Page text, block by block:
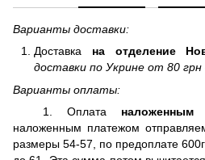
Варианты доставки:
Доставка на отделение
доставки по Укрине от 80 грн
Варианты оплаты:
1. Оплата
наложенным платежом
размеры 54-57, по предоплате